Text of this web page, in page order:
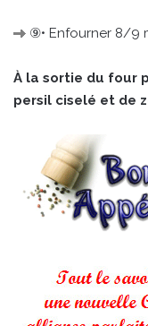
⑨• Enfourner 8/9
À la sortie du four
persil ciselé et de